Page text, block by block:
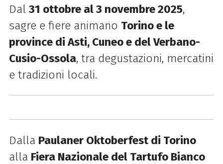
Dal 31 ottobre al 3 novembre 2025,
sagre e fiere animano Torino e le
province di Asti, Cuneo e del Verbano-
Cusio-Ossola, tra degustazioni, mercatini
e tradizioni locali.
Dalla Paulaner Oktoberfest di Torino
alla Fiera Nazionale del Tartufo Bianco